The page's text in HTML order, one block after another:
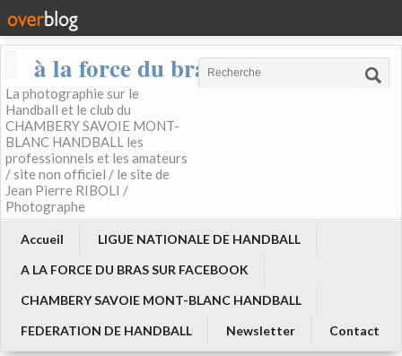
à la force du bras
La photographie sur le
Handball et le club du
CHAMBERY SAVOIE MONT-
BLANC HANDBALL les
professionnels et les amateurs
/ site non officiel / le site de
Jean Pierre RIBOLI /
Photographe
Accueil
LIGUE NATIONALE DE HANDBALL
A LA FORCE DU BRAS SUR FACEBOOK
CHAMBERY SAVOIE MONT-BLANC HANDBALL
FEDERATION DE HANDBALL
Newsletter Contact